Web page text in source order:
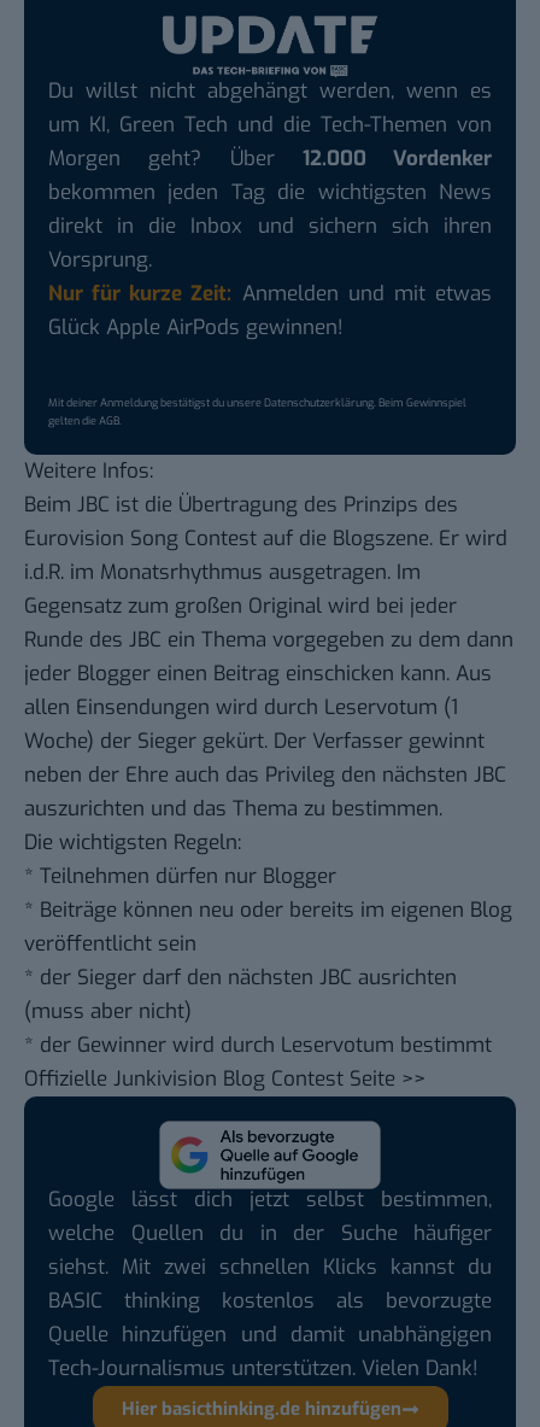
Du willst nicht abgehängt werden, wenn es
um KI, Green Tech und die Tech-Themen von
Morgen geht? Über 12.000 Vordenker
bekommen jeden Tag die wichtigsten News
direkt in die Inbox und sichern sich ihren
Vorsprung.
Nur für kurze Zeit: Anmelden und mit etwas
Glück Apple AirPods gewinnen!
Mit deiner Anmeldung bestätigst du unsereDatenschutzerklärung. Beim Gewinnspiel
gelten dieAGB.
Weitere Infos:
Beim JBC ist die Übertragung des Prinzips des
Eurovision Song Contest auf die Blogszene. Er wird
i.d.R. im Monatsrhythmus ausgetragen. Im
Gegensatz zum großen Original wird bei jeder
Runde des JBC ein Thema vorgegeben zu dem dann
jeder Blogger einen Beitrag einschicken kann. Aus
allen Einsendungen wird durch Leservotum (1
Woche) der Sieger gekürt. Der Verfasser gewinnt
neben der Ehre auch das Privileg den nächsten JBC
auszurichten und das Thema zu bestimmen.
Die wichtigsten Regeln:
* Teilnehmen dürfen nur Blogger
* Beiträge können neu oder bereits im eigenen Blog
veröffentlicht sein
* der Sieger darf den nächsten JBC ausrichten
(muss aber nicht)
* der Gewinner wird durch Leservotum bestimmt
Offizielle Junkivision Blog Contest Seite >>
Google lässt dich jetzt selbst bestimmen,
welche Quellen du in der Suche häufiger
siehst. Mit zwei schnellen Klicks kannst du
BASIC thinking kostenlos als bevorzugte
Quelle hinzufügen und damit unabhängigen
Tech-Journalismus unterstützen. Vielen Dank!
Hier basicthinking.de hinzufügen